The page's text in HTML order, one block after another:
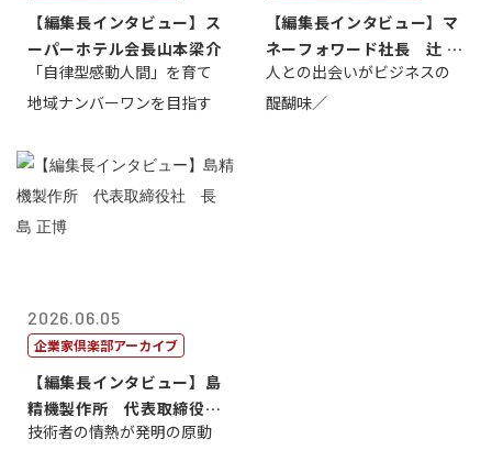
【編集長インタビュー】ス
ーパーホテル会長山本梁介
「自律型感動人間」を育て
地域ナンバーワンを目指す
【編集長インタビュー】マ
ネーフォワード社長 辻 庸
介
人との出会いがビジネスの
醍醐味／
2026.06.05
企業家倶楽部アーカイブ
【編集長インタビュー】島
精機製作所 代表取締役
社 長 島 正...
技術者の情熱が発明の原動